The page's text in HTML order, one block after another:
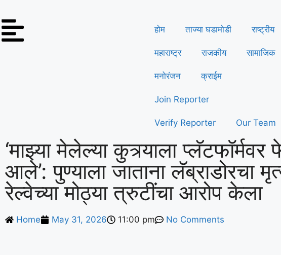
होम ताज्या घडामोडी राष्ट्रीय
महाराष्ट्र राजकीय सामाजिक
मनोरंजन क्राईम
Join Reporter
Verify Reporter Our Team
‘माझ्या मेलेल्या कुत्र्याला
आले’: पुण्याला जाताना लॅब्राडोरचा
रेल्वेच्या मोठ्या त्रुटींचा आरोप केला
Home May 31, 2026 11:00 pm No Comments